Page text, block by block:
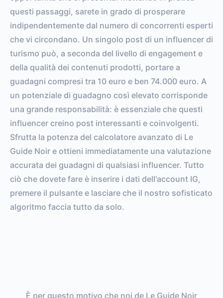
questi passaggi, sarete in grado di prosperare
indipendentemente dal numero di concorrenti esperti
che vi circondano. Un singolo post di un influencer di
turismo può, a seconda del livello di engagement e
della qualità dei contenuti prodotti, portare a
guadagni compresi tra 10 euro e ben 74.000 euro. A
un potenziale di guadagno così elevato corrisponde
una grande responsabilità: è essenziale che questi
influencer creino post interessanti e coinvolgenti.
Sfrutta la potenza del calcolatore avanzato di Le
Guide Noir e ottieni immediatamente una valutazione
accurata dei guadagni di qualsiasi influencer. Tutto
ciò che dovete fare è inserire i dati dell'account IG,
premere il pulsante e lasciare che il nostro sofisticato
algoritmo faccia tutto da solo.
È per questo motivo che noi de Le Guide Noir